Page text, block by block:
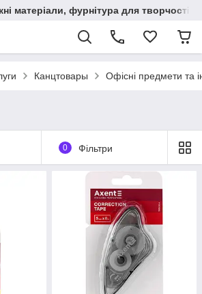
матеріали, фурнітура для творчості
Канцтовары Офісні предмети та
0 Фільтри